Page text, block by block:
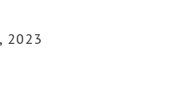
2023